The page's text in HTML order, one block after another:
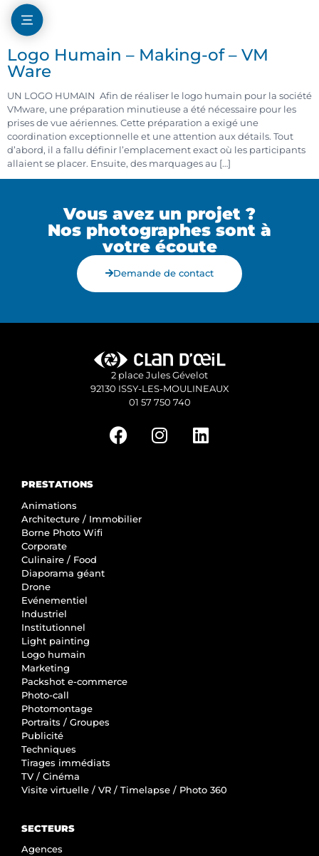
Logo Humain – Making-of – VM
Ware
UN LOGO HUMAIN Afin de réaliser le logo humain pour la société
VMware, une préparation minutieuse a été nécessaire pour les
prises de vue aériennes. Cette préparation a exigé une
coordination exceptionnelle et une attention aux détails. Tout
d’abord, il a fallu définir l’emplacement exact où les participants
allaient se placer. Ensuite, des marquages au […]
Vous avez un projet ?
Nos photographes sont à
votre écoute
Demande de contact
2 place Jules Gévelot
92130 ISSY-LES-MOULINEAUX
01 57 750 740
PRESTATIONS
Animations
Architecture / Immobilier
Borne Photo Wifi
Corporate
Culinaire / Food
Diaporama géant
Drone
Evénementiel
Industriel
Institutionnel
Light painting
Logo humain
Marketing
Packshot e-commerce
Photo-call
Photomontage
Portraits / Groupes
Publicité
Techniques
Tirages immédiats
TV / Cinéma
Visite virtuelle / VR / Timelapse / Photo 360
SECTEURS
Agences